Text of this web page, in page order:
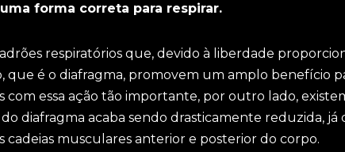
forma correta para respirar.
respiratórios que, devido à liberdade
que é o diafragma, promovem um amplo benefício
com essa ação tão importante, por outro lado,
diafragma acaba sendo drasticamente reduzida,
cadeias musculares anterior e posterior do corpo.